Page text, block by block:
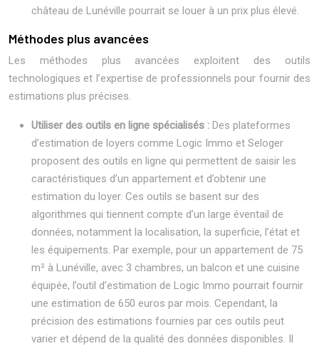
château de Lunéville pourrait se louer à un prix plus élevé.
Méthodes plus avancées
Les méthodes plus avancées exploitent des outils
technologiques et l’expertise de professionnels pour fournir des
estimations plus précises.
Utiliser des outils en ligne spécialisés : Des plateformes
d’estimation de loyers comme Logic Immo et Seloger
proposent des outils en ligne qui permettent de saisir les
caractéristiques d’un appartement et d’obtenir une
estimation du loyer. Ces outils se basent sur des
algorithmes qui tiennent compte d’un large éventail de
données, notamment la localisation, la superficie, l’état et
les équipements. Par exemple, pour un appartement de 75
m² à Lunéville, avec 3 chambres, un balcon et une cuisine
équipée, l’outil d’estimation de Logic Immo pourrait fournir
une estimation de 650 euros par mois. Cependant, la
précision des estimations fournies par ces outils peut
varier et dépend de la qualité des données disponibles. Il